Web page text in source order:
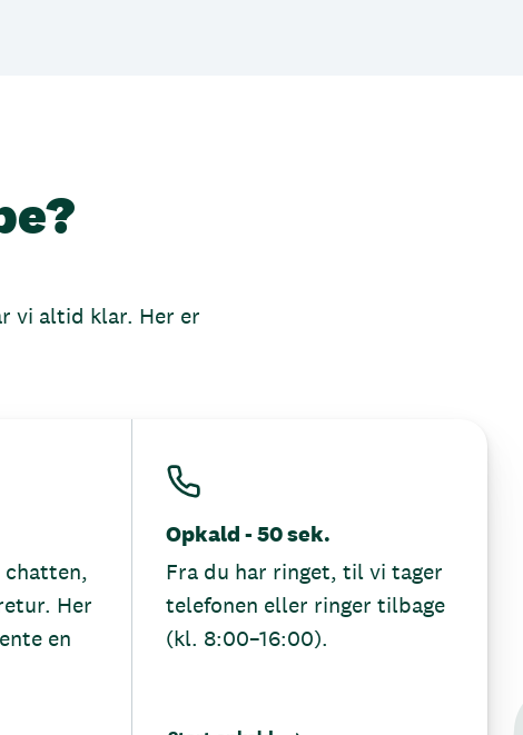
vi altid klar. Her er
chatten,
Her
en
Opkald - 50 sek.
Fra du har ringet, til vi tager
telefonen eller ringer tilbage
(kl. 8:00–16:00).